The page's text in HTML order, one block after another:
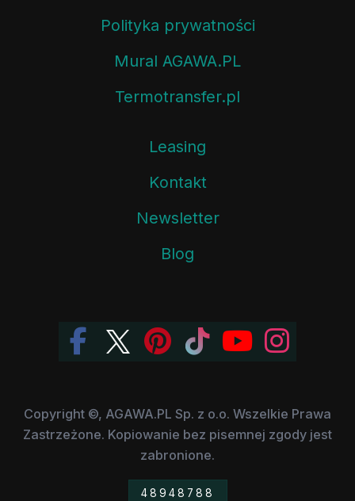
Polityka prywatności
Mural AGAWA.PL
Termotransfer.pl
Leasing
Kontakt
Newsletter
Blog
Copyright ©, AGAWA.PL Sp. z o.o. Wszelkie Prawa
Zastrzeżone. Kopiowanie bez pisemnej zgody jest
zabronione.
48948788